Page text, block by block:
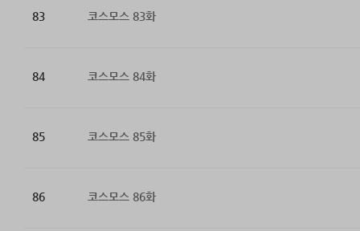
83 코스모스 83화
84 코스모스 84화
85 코스모스 85화
86 코스모스 86화